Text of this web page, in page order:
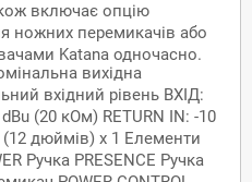
включає опцію
ножних перемикачів або
Katana одночасно.
вихідна
вхідний рівень ВХІД:
(20 кОм) RETURN IN: -10
дюймів) x 1 Елементи
Ручка PRESENCE Ручка